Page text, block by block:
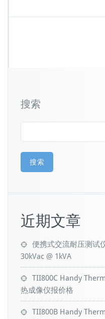
搜索
搜索
近期文章
便携式交流耐压测试
30kVac @ 1kVA
TII800C Handy
热成像仪报价格
TII800B Handy